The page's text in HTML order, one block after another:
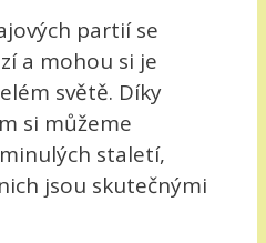
partií se
a mohou si je
světě. Díky
si můžeme
staletí,
jsou skutečnými